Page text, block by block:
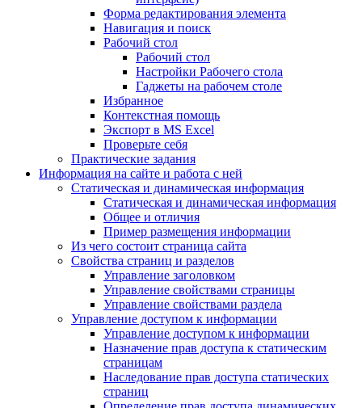
Форма редактирования элемента
Навигация и поиск
Рабочий стол
Рабочий стол
Настройки Рабочего стола
Гаджеты на рабочем столе
Избранное
Контекстная помощь
Экспорт в MS Excel
Проверьте себя
Практические задания
Информация на сайте и работа с ней
Статическая и динамическая информация
Статическая и динамическая информация
Общее и отличия
Пример размещения информации
Из чего состоит страница сайта
Свойства страниц и разделов
Управление заголовком
Управление свойствами страницы
Управление свойствами раздела
Управление доступом к информации
Управление доступом к информации
Назначение прав доступа к статическим
страницам
Наследование прав доступа статических
страниц